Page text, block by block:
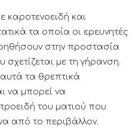
καροτενοειδή και
τα οποία οι ερευνητές
στην προστασία
με τη γήρανση.
τα θρεπτικά
να μπορεί να
του ματιού που
από το περιβάλλον.